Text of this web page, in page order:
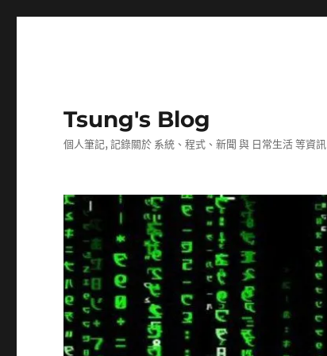
Tsung's Blog
個人筆記, 記錄關於 系統、程式、新聞 與 日常生活 等資訊